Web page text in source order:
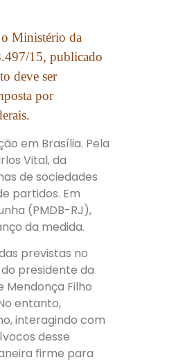
o Ministério da
15, publicado
deve ser
por
em Brasília. Pela
Vital, da
de sociedades
partidos. Em
(PMDB-RJ),
da medida.
previstas no
presidente da
Mendonça Filho
entanto,
interagindo com
desse
firme para